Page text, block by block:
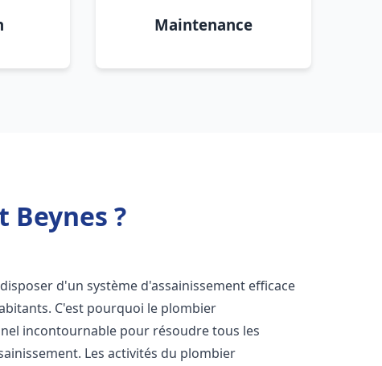
Maintenance
Beynes ?
d'un système d'assainissement efficace
C'est pourquoi le plombier
incontournable pour résoudre tous les
Les activités du plombier